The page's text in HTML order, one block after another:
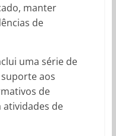
manter
de
uma série de
aos
de
atividades de